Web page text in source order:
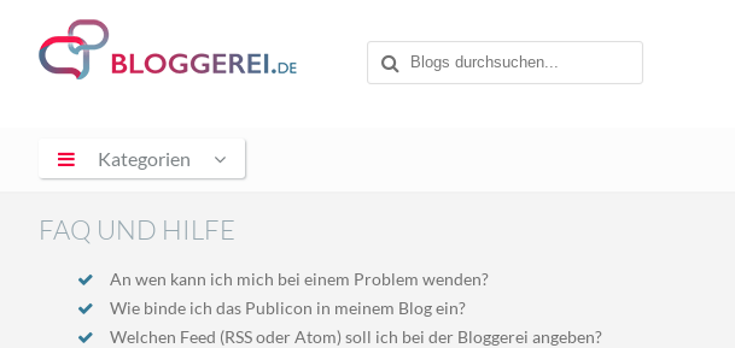
Kategorien
FAQ UND HILFE
An wen kann ich mich bei einem Problem wenden?
Wie binde ich das Publicon in meinem Blog ein?
Welchen Feed (RSS oder Atom) soll ich bei der Bloggerei angeben?